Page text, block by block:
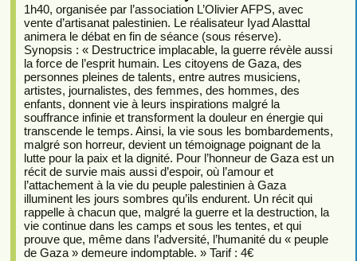
1h40, organisée par l’association L’Olivier AFPS, avec
vente d’artisanat palestinien. Le réalisateur Iyad Alasttal
animera le débat en fin de séance (sous réserve).
Synopsis : « Destructrice implacable, la guerre révèle aussi
la force de l’esprit humain. Les citoyens de Gaza, des
personnes pleines de talents, entre autres musiciens,
artistes, journalistes, des femmes, des hommes, des
enfants, donnent vie à leurs inspirations malgré la
souffrance infinie et transforment la douleur en énergie qui
transcende le temps. Ainsi, la vie sous les bombardements,
malgré son horreur, devient un témoignage poignant de la
lutte pour la paix et la dignité. Pour l’honneur de Gaza est un
récit de survie mais aussi d’espoir, où l’amour et
l’attachement à la vie du peuple palestinien à Gaza
illuminent les jours sombres qu’ils endurent. Un récit qui
rappelle à chacun que, malgré la guerre et la destruction, la
vie continue dans les camps et sous les tentes, et qui
prouve que, même dans l’adversité, l’humanité du « peuple
de Gaza » demeure indomptable. » Tarif : 4€